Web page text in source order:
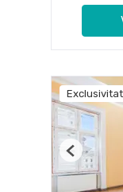
Previous